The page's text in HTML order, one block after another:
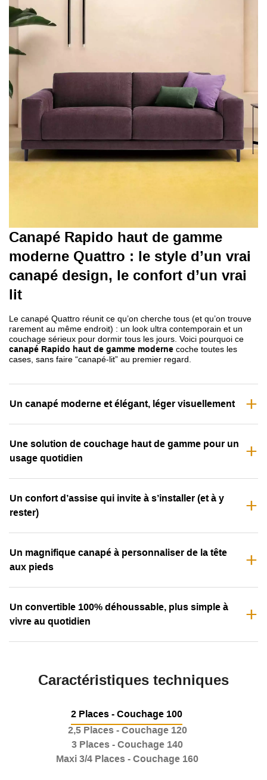
Canapé Rapido haut de gamme
moderne Quattro : le style d’un vrai
canapé design, le confort d’un vrai
lit
Le canapé Quattro réunit ce qu’on cherche tous (et qu’on trouve
rarement au même endroit) : un look ultra contemporain et un
couchage sérieux pour dormir tous les jours. Voici pourquoi ce
canapé Rapido haut de gamme moderne coche toutes les
cases, sans faire “canapé-lit” au premier regard.
Un canapé moderne et élégant, léger visuellement
Une solution de couchage haut de gamme pour un
usage quotidien
Un confort d’assise qui invite à s’installer (et à y
rester)
Un magnifique canapé à personnaliser de la tête
aux pieds
Un convertible 100% déhoussable, plus simple à
vivre au quotidien
Caractéristiques techniques
2 Places - Couchage 100
2,5 Places - Couchage 120
3 Places - Couchage 140
Maxi 3/4 Places - Couchage 160